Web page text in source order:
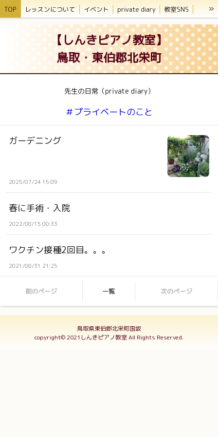
TOP レッスンについて イベント private diary
教室SNS
»
【しんきピアノ教室】
鳥取・東伯郡北栄町
先生の日常（private diary）
＃プライベートのこと
ガーデニング
2025/07/24 15:09
春に手術・入院
2022/08/15 00:33
ワクチン接種2回目。。。
2021/08/31 21:25
前のページ 一覧 次のページ
鳥取県東伯郡北栄町国坂
copyright© 2021しんきピアノ教室 All Rights Reserved.